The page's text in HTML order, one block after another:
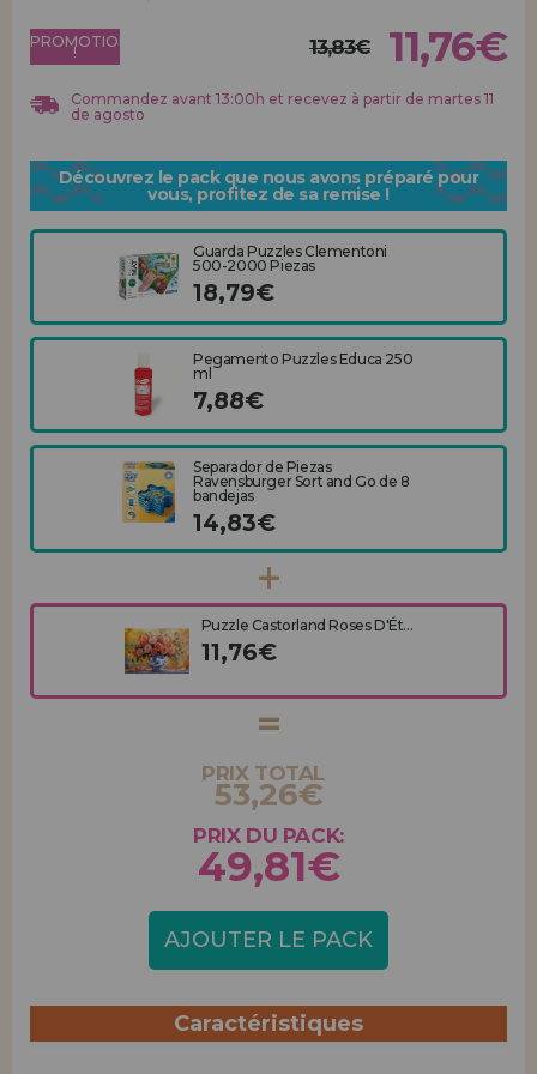
ENREGISTREMENT DISTRIBUTEUR
PROMOTION
! 13,83€ 11,76€
Commandez avant 13:00h et recevez à partir de martes 11
de agosto
Découvrez le pack que nous avons préparé pour
vous, profitez de sa remise !
Guarda Puzzles Clementoni
500-2000 Piezas
18,79€
Pegamento Puzzles Educa 250
ml
7,88€
Separador de Piezas
Ravensburger Sort and Go de 8
bandejas
14,83€
Puzzle Castorland Roses D'Ét...
11,76€
PRIX TOTAL
53,26€
PRIX DU PACK:
49,81€
AJOUTER LE PACK
Caractéristiques